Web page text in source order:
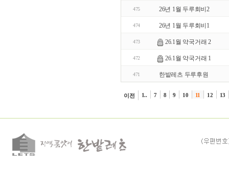
475 26년 1월 두루회비2
474 26년 1월 두루회비1
473 26.1월 약국거래 2
472 26.1월 약국거래 1
471 한밭레츠 두루후원
이전 1.. 7 8 9 10 11 12 13